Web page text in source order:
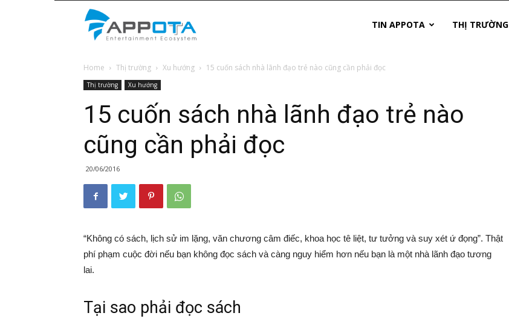
News
TIN APPOTA THỊ TRƯỜNG
Home Thị trường Xu hướng 15 cuốn sách nhà lãnh đạo trẻ nào cũng cần phải đọc
Thị trường Xu hướng
15 cuốn sách nhà lãnh đạo trẻ nào
cũng cần phải đọc
20/06/2016
“Không có sách, lịch sử im lặng, văn chương câm điếc, khoa học tê liệt, tư tưởng và suy xét ứ đọng”. Thật
phí phạm cuộc đời nếu bạn không đọc sách và càng nguy hiểm hơn nếu bạn là một nhà lãnh đạo tương
lai.
Tại sao phải đọc sách